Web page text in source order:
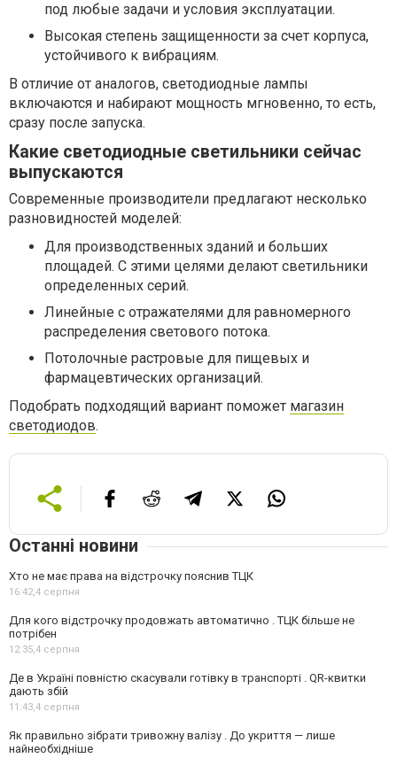
под любые задачи и условия эксплуатации.
Высокая степень защищенности за счет корпуса,
устойчивого к вибрациям.
В отличие от аналогов, светодиодные лампы
включаются и набирают мощность мгновенно, то есть,
сразу после запуска.
Какие светодиодные светильники сейчас
выпускаются
Современные производители предлагают несколько
разновидностей моделей:
Для производственных зданий и больших
площадей. С этими целями делают светильники
определенных серий.
Линейные с отражателями для равномерного
распределения светового потока.
Потолочные растровые для пищевых и
фармацевтических организаций.
Подобрать подходящий вариант поможет магазин
светодиодов.
Останні новини
Хто не має права на відстрочку пояснив ТЦК
16:42,4 серпня
Для кого відстрочку продовжать автоматично . ТЦК більше не
потрібен
12:35,4 серпня
Де в Україні повністю скасували готівку в транспорті . QR-квитки
дають збій
11:43,4 серпня
Як правильно зібрати тривожну валізу . До укриття — лише
найнеобхідніше